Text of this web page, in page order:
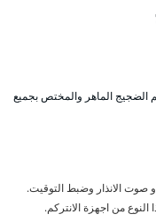
الضجيج الماهر والمختص بجميع
صوت الانذار وضبط التوقيت.
من اجهزة الانتركم.